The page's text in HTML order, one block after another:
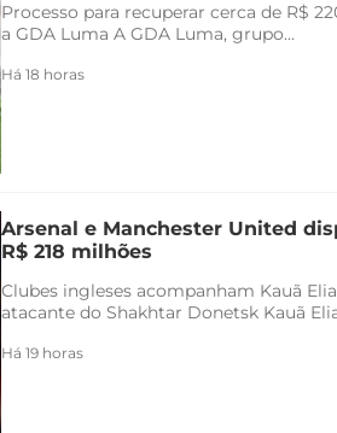
Processo para recuperar cerca de R$
a GDA Luma A GDA Luma, grupo...
Há 18 horas
Arsenal e Manchester United
R$ 218 milhões
Clubes ingleses acompanham Kauã
atacante do Shakhtar Donetsk Kauã
Há 19 horas